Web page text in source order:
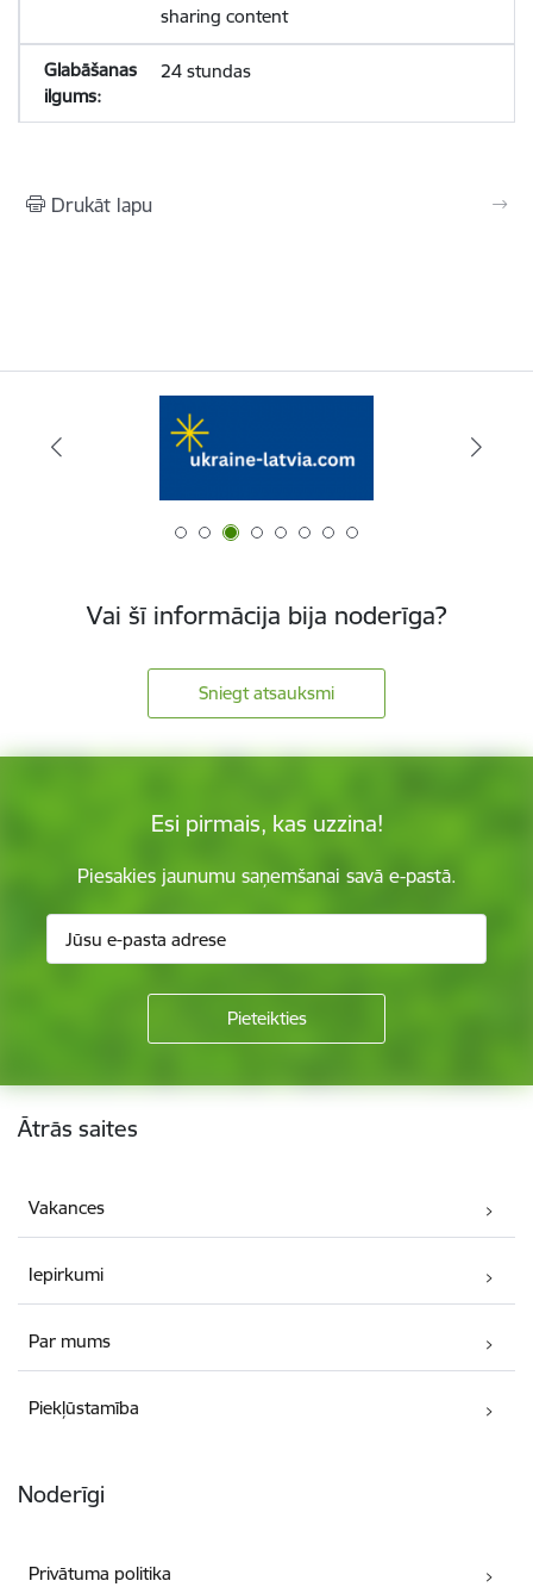
sharing content
24 stundas
Drukāt lapu
Vai šī informācija bija noderīga?
Sniegt atsauksmi
Esi pirmais, kas uzzina!
Piesakies jaunumu saņemšanai savā e-pastā.
Kājene
Ātrās saites
Vakances
Iepirkumi
Par mums
Piekļūstamība
Noderīgi
Privātuma politika